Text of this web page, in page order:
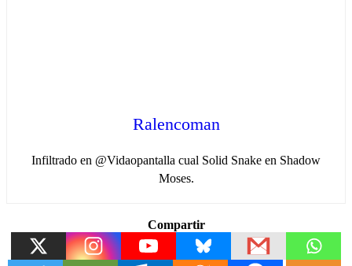
Ralencoman
Infiltrado en @Vidaopantalla cual Solid Snake en Shadow
Moses.
Compartir